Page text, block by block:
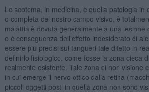
Lo scotoma, in medicina, è quella patologia in
o completa del nostro campo visivo, è
malattia è dovuta generalmente a una lesione
o è conseguenza dell’effetto indesiderato di
essere più precisi sui tangueri tale difetto in
definirlo fisiologico, come fosse la zona cieca di
realmente esistente. Tale zona di non visione
in cui emerge il nervo ottico dalla retina
piccoli oggetti posti in quella zona non sono